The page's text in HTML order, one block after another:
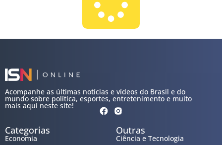
Acompanhe as últimas notícias e vídeos do Brasil e do
mundo sobre política, esportes, entretenimento e muito
mais aqui neste site!
Categorias
Economia
Outras
Ciência e Tecnologia